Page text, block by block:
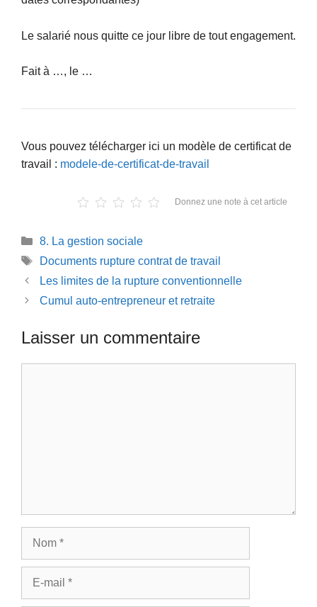
Le salarié nous quitte ce jour libre de tout engagement.
Fait à …, le …
Vous pouvez télécharger ici un modèle de certificat de
travail : modele-de-certificat-de-travail
Donnez une note à cet article
Catégories
8. La gestion sociale
Étiquettes
Documents rupture contrat de travail
Les limites de la rupture conventionnelle
Cumul auto-entrepreneur et retraite
Laisser un commentaire